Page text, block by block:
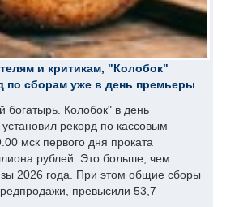
и критикам, "Колобок"
по сборам уже в день премьеры
богатырь. Колобок" в день
рекорд по кассовым
мск первого дня проката
рублей. Это больше, чем
2026 года. При этом общие сборы
превысили 53,7